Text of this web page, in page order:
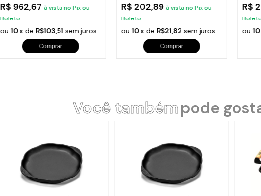
R$ 962,67 à vista no Pix ou
Boleto
ou10 x de R$103,51 sem juros
Comprar
R$ 202,89 à vista no Pix ou
Boleto
ou10 x de R$21,82 sem juros
Comprar
R$
Boleto
ou
Você tambémpode